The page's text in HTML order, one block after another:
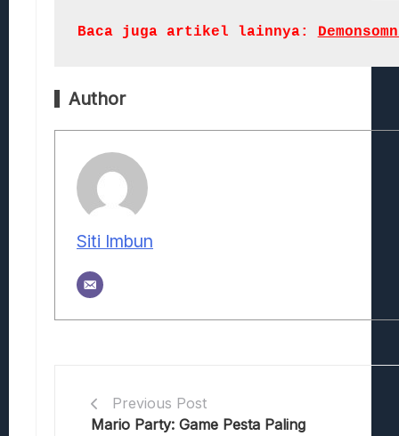
Baca juga artikel lainnya:
Author
Siti Imbun
Previous Post
Mario Party: Game Pesta Paling